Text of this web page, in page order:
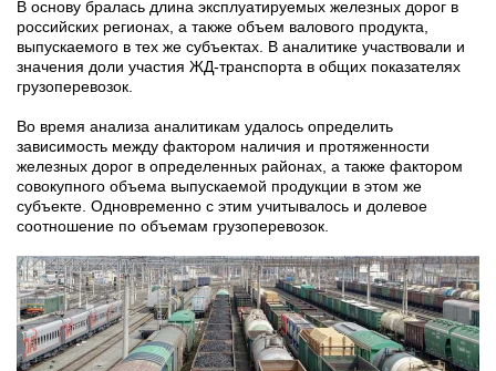
В основу бралась длина эксплуатируемых железных дорог в
российских регионах, а также объем валового продукта,
выпускаемого в тех же субъектах. В аналитике участвовали и
значения доли участия ЖД-транспорта в общих показателях
грузоперевозок.
Во время анализа аналитикам удалось определить
зависимость между фактором наличия и протяженности
железных дорог в определенных районах, а также фактором
совокупного объема выпускаемой продукции в этом же
субъекте. Одновременно с этим учитывалось и долевое
соотношение по объемам грузоперевозок.